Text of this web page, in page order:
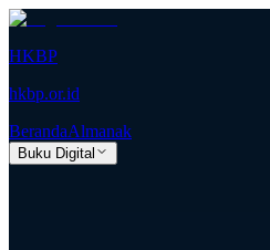
HKBP
hkbp.or.id
BerandaAlmanak
Buku Digital